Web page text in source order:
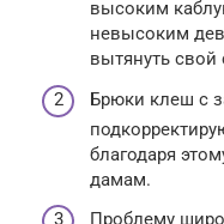
высоким
невысоким
вытянуть свой
Брюки клеш с
благодаря
дамам.
Проблему